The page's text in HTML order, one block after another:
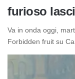
furioso
Va in onda oggi,
Forbidden fruit su